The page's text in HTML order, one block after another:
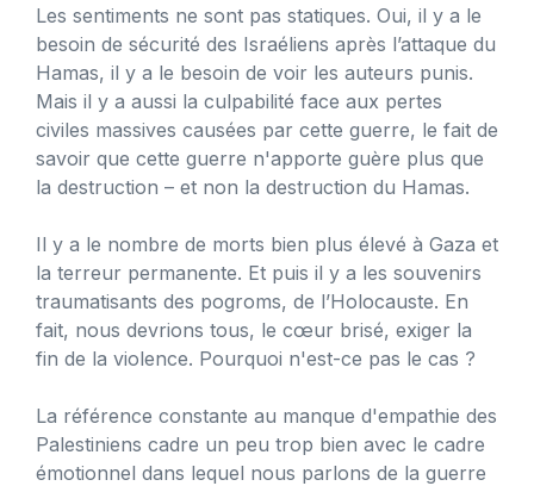
Les sentiments ne sont pas statiques. Oui, il y a le
besoin de sécurité des Israéliens après l’attaque du
Hamas, il y a le besoin de voir les auteurs punis.
Mais il y a aussi la culpabilité face aux pertes
civiles massives causées par cette guerre, le fait de
savoir que cette guerre n'apporte guère plus que
la destruction – et non la destruction du Hamas.
Il y a le nombre de morts bien plus élevé à Gaza et
la terreur permanente. Et puis il y a les souvenirs
traumatisants des pogroms, de l’Holocauste. En
fait, nous devrions tous, le cœur brisé, exiger la
fin de la violence. Pourquoi n'est-ce pas le cas ?
La référence constante au manque d'empathie des
Palestiniens cadre un peu trop bien avec le cadre
émotionnel dans lequel nous parlons de la guerre